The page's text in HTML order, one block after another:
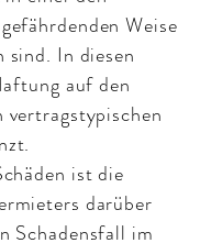
Weise
sind. In diesen
auf den
vertragstypischen
ist die
darüber
Schadensfall im